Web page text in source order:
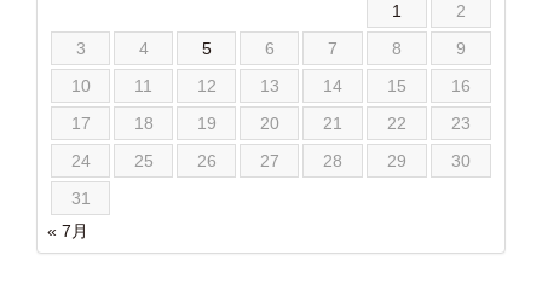
1
2
3
4 5 6 7 8
9
10
11 12 13 14 15
16
17
18 19 20 21 22
23
24
25 26 27 28 29
30
31
« 7月